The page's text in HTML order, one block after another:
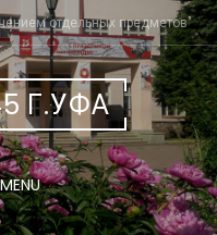
отдельных предметов"
Г.УФА